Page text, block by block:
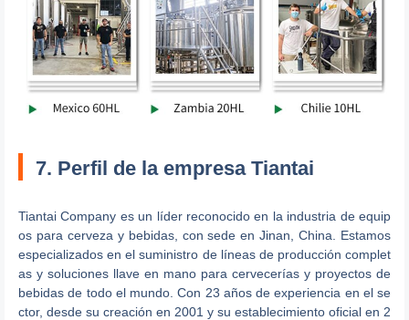
7. Perfil de la empresa Tiantai
Tiantai Company es un líder reconocido en la industria de equip
os para cerveza y bebidas, con sede en Jinan, China. Estamos
especializados en el suministro de líneas de producción complet
as y soluciones llave en mano para cervecerías y proyectos de
bebidas de todo el mundo. Con 23 años de experiencia en el se
ctor, desde su creación en 2001 y su establecimiento oficial en 2